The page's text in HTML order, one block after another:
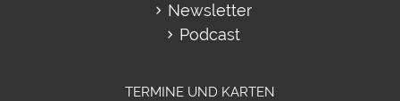
Newsletter
Podcast
TERMINE UND KARTEN